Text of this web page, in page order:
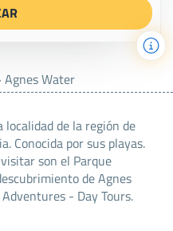
Agnes Water
de la región de
Conocida por sus playas.
son el Parque
de Agnes
- Day Tours.